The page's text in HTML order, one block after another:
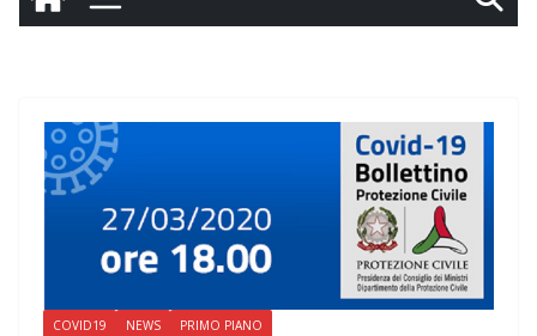
COVID19 NEWS PRIMO PIANO